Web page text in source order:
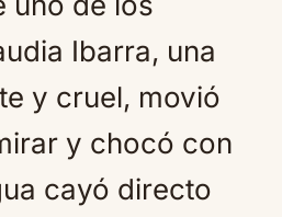
Ibarra, una
y cruel, movió
y chocó con
cayó directo